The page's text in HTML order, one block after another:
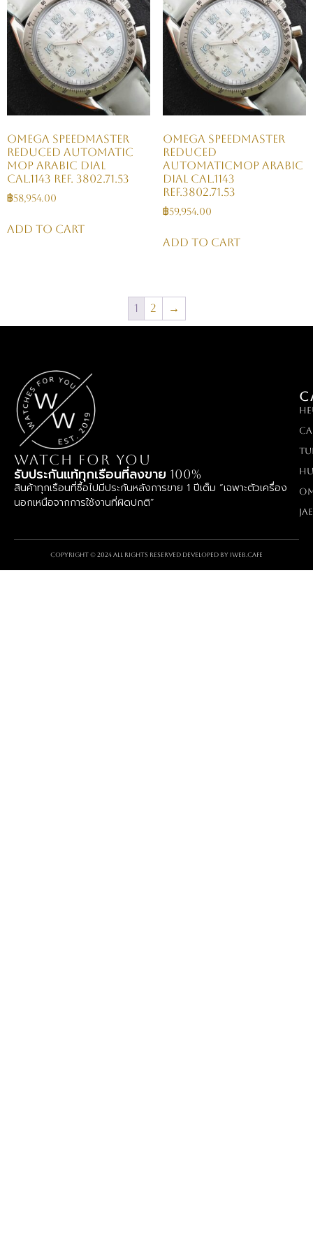
Omega Speedmaster
Reduced Automatic
MOP Arabic Dial
Cal.1143 Ref. 3802.71.53
฿58,954.00
Add to cart
Omega Speedmaster
Reduced
AutomaticMOP Arabic
Dial Cal.1143
Ref.3802.71.53
฿59,954.00
Add to cart
1 2 →
WATCH FOR YOU
รับประกันแท้ทุกเรือนที่ลงขาย 100%
สินค้าทุกเรือนที่ซื้อไปมีประกันหลังการขาย 1 ปีเต็ม “เฉพาะตัวเครื่อง
นอกเหนือจากการใช้งานที่ผิดปกติ”
Copyright © 2024 All rights reserved Developed by iWeb.cafe